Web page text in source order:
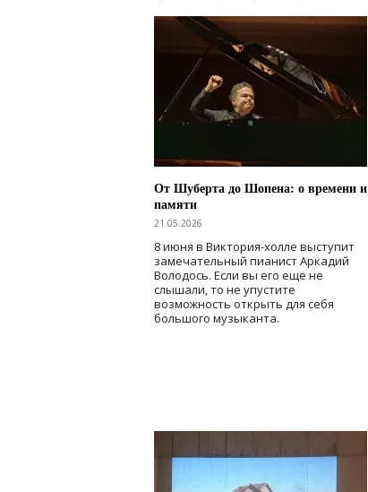
От Шуберта до Шопена: о времени и
памяти
21.05.2026
8 июня в Виктория-холле выступит
замечательный пианист Аркадий
Володось. Если вы его еще не
слышали, то не упустите
возможность открыть для себя
большого музыканта.